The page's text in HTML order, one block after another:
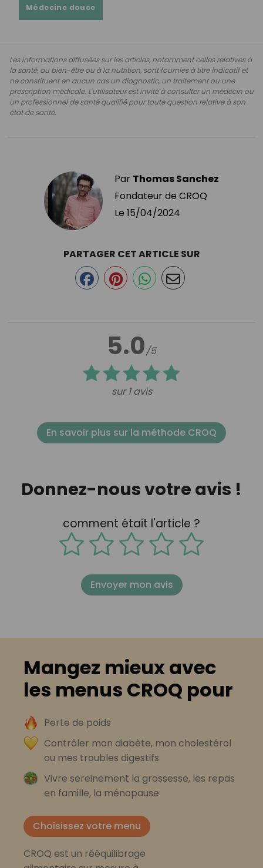
Médecine douce
Les informations diffusées sur les articles, notamment celles relatives à
la santé, au bien-être ou à la nutrition, sont fournies à titre indicatif et
ne constituent en aucun cas un diagnostic, un traitement ou une
prescription médicale. L'utilisateur est invité à consulter un médecin ou
un professionnel de santé qualifié pour toute question relative à son
état de santé.
Par Thomas Sanchez
Fondateur de CROQ
Le 15/04/2024
5.0/5
sur 1 avis
PARTAGER CET ARTICLE SUR
En savoir plus sur la méthode CROQ
Donnez-nous votre avis !
comment était l'article ?
Envoyer mon avis
Mangez mieux avec
les menus CROQ pour
Perte de poids
Contrôler mon diabète, mon cholestérol
ou mes troubles digestifs
Vivre sereinement la grossesse, les repas
en famille, la ménopause
Choisissez votre menu
CROQ est un rééquilibrage